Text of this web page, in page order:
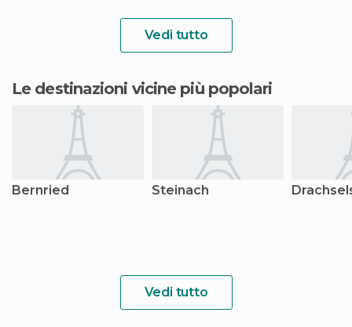
Vedi tutto
Le destinazioni vicine più popolari
Bernried Steinach
Vedi tutto